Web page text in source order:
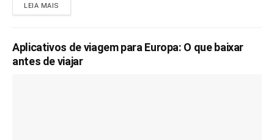
LEIA MAIS
Aplicativos de viagem para Europa: O que baixar
antes de viajar